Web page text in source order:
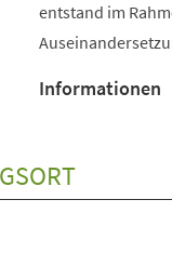
entstand im
Informationen